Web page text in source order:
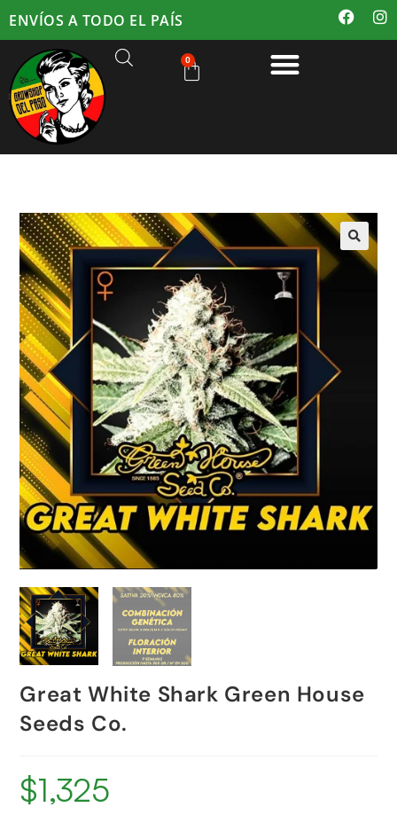
ENVÍOS A TODO EL PAÍS
0
🔍
Great White Shark Green House
Seeds Co.
$1,325